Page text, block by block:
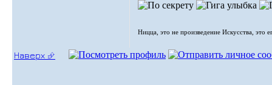
Ницца, это не произведение Искусства, это
Наверх ⮵